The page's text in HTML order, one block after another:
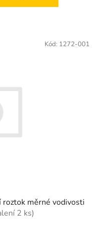
měrné vodivosti
2 ks)
Kód: 1272-001